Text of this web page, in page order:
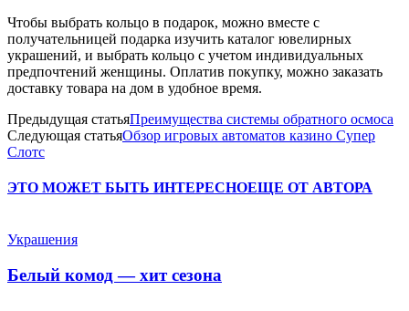
Чтобы выбрать кольцо в подарок, можно вместе с
получательницей подарка изучить каталог ювелирных
украшений, и выбрать кольцо с учетом индивидуальных
предпочтений женщины. Оплатив покупку, можно заказать
доставку товара на дом в удобное время.
Предыдущая статьяПреимущества системы обратного осмоса
Следующая статьяОбзор игровых автоматов казино Супер
Слотс
ЭТО МОЖЕТ БЫТЬ ИНТЕРЕСНОЕЩЕ ОТ АВТОРА
Украшения
Белый комод — хит сезона